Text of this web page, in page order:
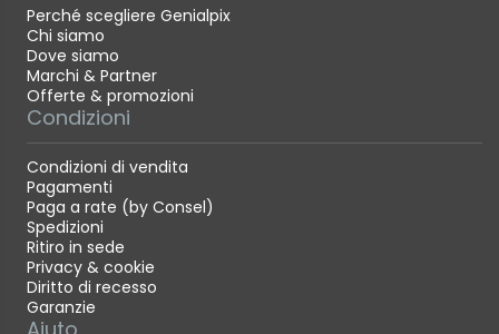
Perché scegliere Genialpix
Chi siamo
Dove siamo
Marchi & Partner
Offerte & promozioni
Condizioni
Condizioni di vendita
Pagamenti
Paga a rate (by Consel)
Spedizioni
Ritiro in sede
Privacy & cookie
Diritto di recesso
Garanzie